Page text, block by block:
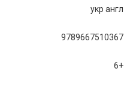
укр англ
9789667510367
6+